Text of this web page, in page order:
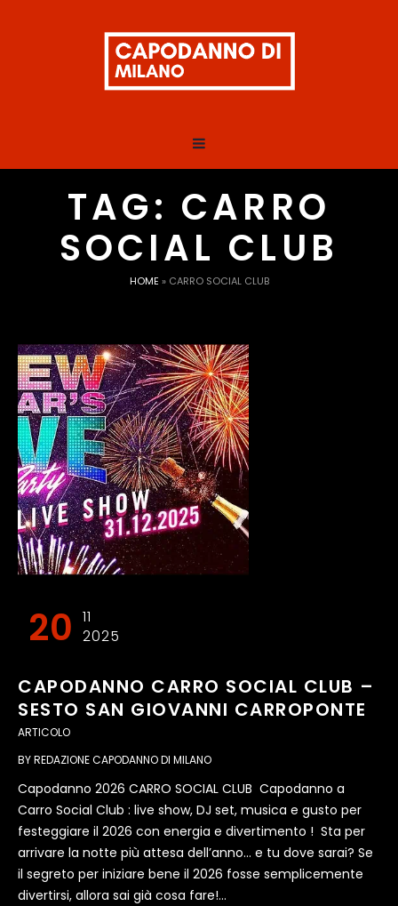
TAG: CARRO
SOCIAL CLUB
HOME » CARRO SOCIAL CLUB
20 11
2025
CAPODANNO CARRO SOCIAL CLUB –
SESTO SAN GIOVANNI CARROPONTE
ARTICOLO
BYREDAZIONE CAPODANNO DI MILANO
Capodanno 2026 CARRO SOCIAL CLUB Capodanno a
Carro Social Club : live show, DJ set, musica e gusto per
festeggiare il 2026 con energia e divertimento ! Sta per
arrivare la notte più attesa dell’anno… e tu dove sarai? Se
il segreto per iniziare bene il 2026 fosse semplicemente
divertirsi, allora sai già cosa fare!...